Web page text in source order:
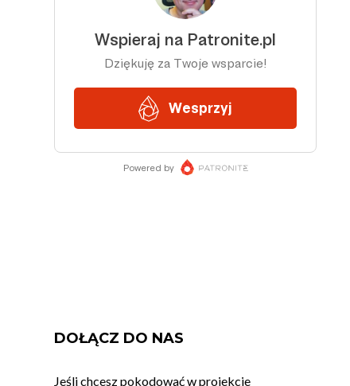
DOŁĄCZ DO NAS
Jeśli chcesz pokodować w projekcie